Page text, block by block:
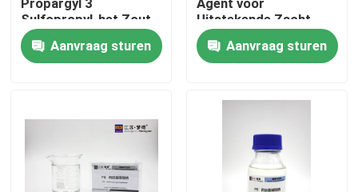
Huis
Ongeveer ons
Propargyl 3
Sulfopropyl-het Zout
van het Ethernatrium
Aanvraag sturen
Agent voor
Uitstekende Zacht
geworden Storting
werpenAanvraag sturen